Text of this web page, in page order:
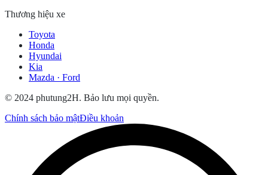
Thương hiệu xe
Toyota
Honda
Hyundai
Kia
Mazda · Ford
© 2024 phutung2H. Bảo lưu mọi quyền.
Chính sách bảo mậtĐiều khoản